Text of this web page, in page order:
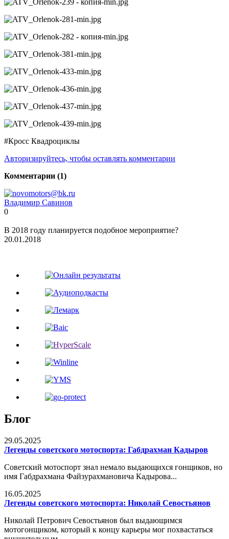
#Кросс Квадроциклы
Авторизируйтесь, чтобы оставлять комментарии
Комментарии (1)
Владимир Савинов
0
В 2018 году планируется подобное мероприятие?
20.01.2018
Блог
29.05.2025
Легенды советского мотоспорта: Габдрахман Кадыров
Советский мотоспорт знал немало выдающихся гонщиков, но
имя Габдрахмана Файзурахмановича Кадырова...
16.05.2025
Легенды советского мотоспорта: Николай Севостьянов
Николай Петрович Севостьянов был выдающимся
мотогонщиком, который к концу карьеры мог похвастаться